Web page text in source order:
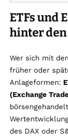
ETFs und
hinter
Wer sich mit
früher oder
Anlageformen:
(Exchange
des DAX oder